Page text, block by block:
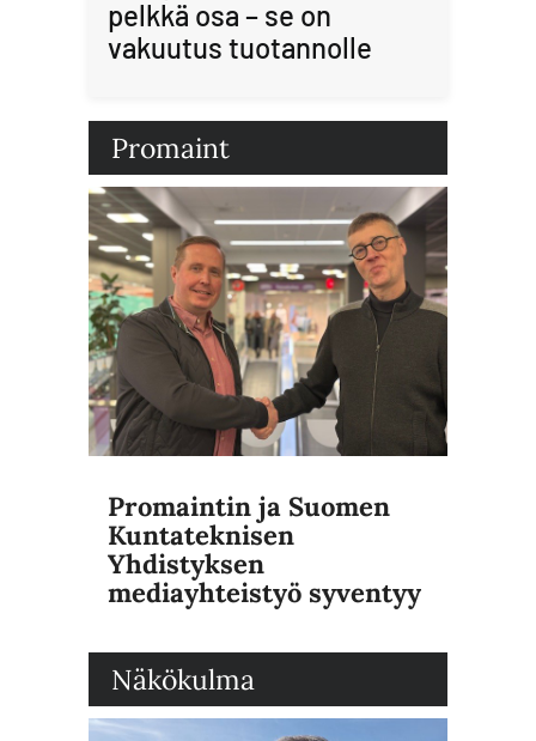
pelkkä osa – se on
vakuutus tuotannolle
Promaint
Promaintin ja Suomen
Kuntateknisen
Yhdistyksen
mediayhteistyö syventyy
Näkökulma